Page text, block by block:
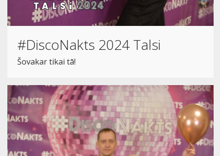
#DiscoNakts 2024 Talsi
Šovakar tikai tā!